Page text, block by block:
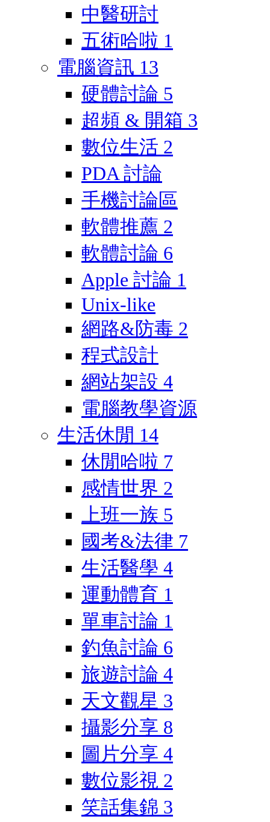
中醫研討
五術哈啦 1
電腦資訊 13
硬體討論 5
超頻 & 開箱 3
數位生活 2
PDA 討論
手機討論區
軟體推薦 2
軟體討論 6
Apple 討論 1
Unix-like
網路&防毒 2
程式設計
網站架設 4
電腦教學資源
生活休閒 14
休閒哈啦 7
感情世界 2
上班一族 5
國考&法律 7
生活醫學 4
運動體育 1
單車討論 1
釣魚討論 6
旅遊討論 4
天文觀星 3
攝影分享 8
圖片分享 4
數位影視 2
笑話集錦 3